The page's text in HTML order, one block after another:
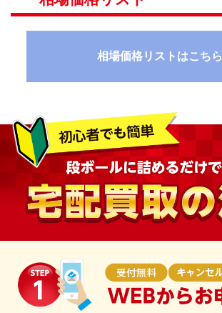
相場価格リストはこちら